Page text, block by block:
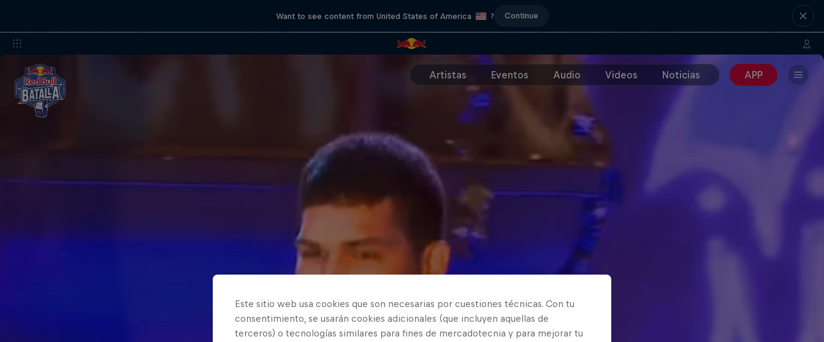
Want to see content from United States of America ? Continue
Artistas Eventos Audio Videos Noticias APP
Este sitio web usa cookies que son necesarias por cuestiones técnicas. Con tu
consentimiento, se usarán cookies adicionales (que incluyen aquellas de
terceros) o tecnologías similares para fines de mercadotecnia y para mejorar tu